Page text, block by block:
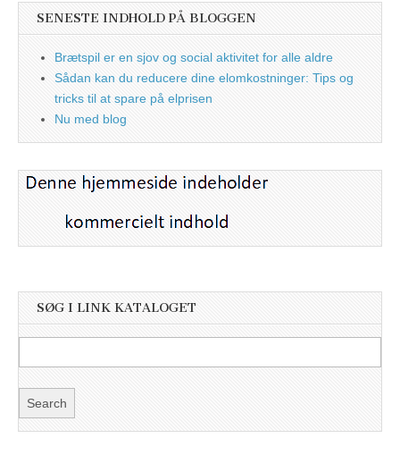
SENESTE INDHOLD PÅ BLOGGEN
Brætspil er en sjov og social aktivitet for alle aldre
Sådan kan du reducere dine elomkostninger: Tips og
tricks til at spare på elprisen
Nu med blog
SØG I LINK KATALOGET